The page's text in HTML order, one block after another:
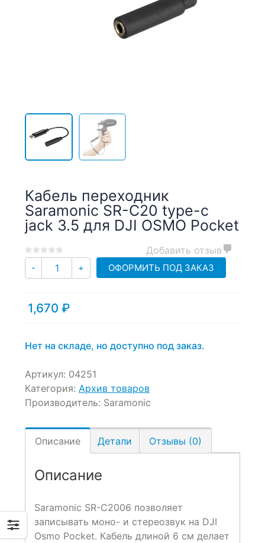
Кабель переходник
Saramonic SR-C20 type-c
jack 3.5 для DJI OSMO Pocket
05
on
0
customer
Добавить отзыв
- Количество
+ ОФОРМИТЬ ПОД ЗАКАЗ
1,670 ₽
Нет на складе, но доступно под заказ.
Артикул: 04251
Категория: Архив товаров
Производитель: Saramonic
Описание Детали Отзывы (0)
Описание
Saramonic SR-C2006 позволяет
записывать моно- и стереозвук на DJI
Osmo Pocket. Кабель длиной 6 см делает